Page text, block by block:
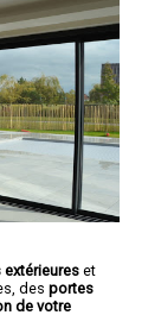
extérieureset
des portes
de votre